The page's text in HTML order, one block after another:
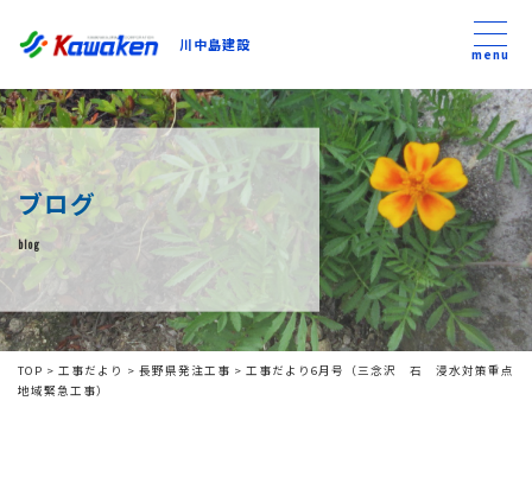
川中島建設
川中島建設
トップ
トピックス
事業内容
私たちについて
menu
ブログ
blog
TOP > 工事だより > 長野県発注工事 > 工事だより6月号（三念沢 石 浸水対策重点
地域緊急工事）